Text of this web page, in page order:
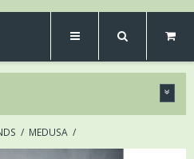
/ MEDUSA /